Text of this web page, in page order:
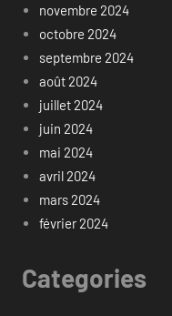
novembre 2024
octobre 2024
septembre 2024
août 2024
juillet 2024
juin 2024
mai 2024
avril 2024
mars 2024
février 2024
Categories